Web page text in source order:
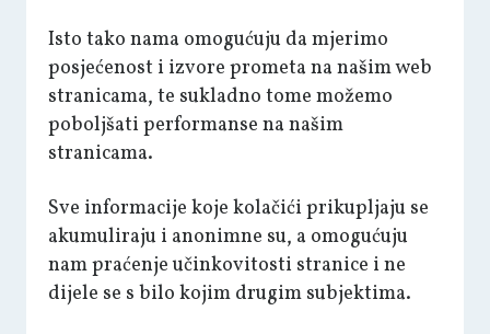
Isto tako nama omogućuju da mjerimo
posjećenost i izvore prometa na našim web
stranicama, te sukladno tome možemo
poboljšati performanse na našim
stranicama.
Sve informacije koje kolačići prikupljaju se
akumuliraju i anonimne su, a omogućuju
nam praćenje učinkovitosti stranice i ne
dijele se s bilo kojim drugim subjektima.